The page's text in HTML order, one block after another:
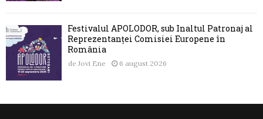
Festivalul APOLODOR, sub Înaltul Patronaj al
Reprezentanței Comisiei Europene în
România
de Jovi Ene 6 august 2026